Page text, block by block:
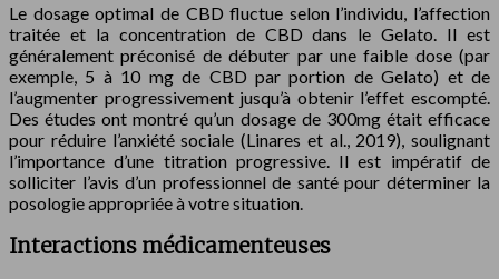
Le dosage optimal de CBD fluctue selon l’individu, l’affection
traitée et la concentration de CBD dans le Gelato. Il est
généralement préconisé de débuter par une faible dose (par
exemple, 5 à 10 mg de CBD par portion de Gelato) et de
l’augmenter progressivement jusqu’à obtenir l’effet escompté.
Des études ont montré qu’un dosage de 300mg était efficace
pour réduire l’anxiété sociale (Linares et al., 2019), soulignant
l’importance d’une titration progressive. Il est impératif de
solliciter l’avis d’un professionnel de santé pour déterminer la
posologie appropriée à votre situation.
Interactions médicamenteuses